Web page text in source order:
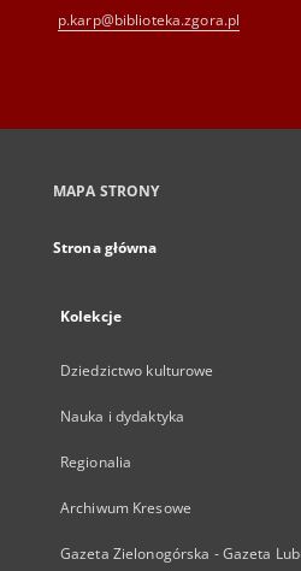
p.karp@biblioteka.zgora.pl
MAPA STRONY
Strona główna
Kolekcje
Dziedzictwo kulturowe
Nauka i dydaktyka
Regionalia
Archiwum Kresowe
Gazeta Zielonogórska - Gazeta